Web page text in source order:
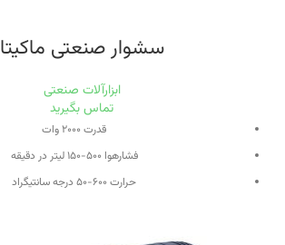
سشوار صنعتی ماکیتا
ابزارآلات صنعتی
تماس بگیرید
قدرت ۲۰۰۰ وات
فشارهوا ۵۰۰-۱۵۰ لیتر در دقیقه
حرارت ۶۰۰-۵۰ درجه سانتیگراد